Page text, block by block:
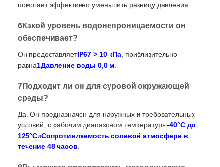
помогает эффективно уменьшить разницу давления.
6Какой уровень водонепроницаемости он
обеспечивает?
Он предоставляетIP67 > 10 кПа , приблизительно
равна1Давление воды 0,0 м
7Подходит ли он для суровой окружающей
среды?
Да. Он предназначен для наружных и требовательных
условий, с рабочим диапазоном температуры-40°C до
125°CиСопротивляемость солевой атмосфере в
течение 48 часов.